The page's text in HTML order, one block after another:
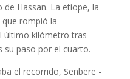
Hassan. La etíope, la
rompió la
último kilómetro tras
su paso por el cuarto.
el recorrido, Senbere -